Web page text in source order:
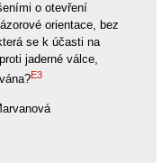
o otevření
orientace, bez
se k účasti na
jaderné válce,
E3